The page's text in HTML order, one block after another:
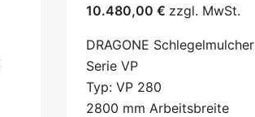
10.480,00 € zzgl. MwSt.
DRAGONE Schlegelmulcher
Serie VP
Typ: VP 280
2800 mm Arbeitsbreite